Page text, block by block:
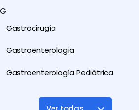
G
Gastrocirugía
Gastroenterología
Gastroenterología Pediátrica